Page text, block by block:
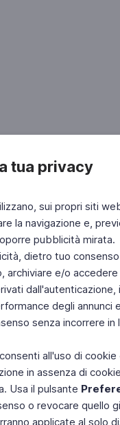
tua privacy
sui propri siti
la navigazione e,
pubblicità mirata.
dietro tuo
e/o
degli
senza incorrere
all'uso di
in assenza di
Usa il pulsante
o revocare quello
applicate al solo